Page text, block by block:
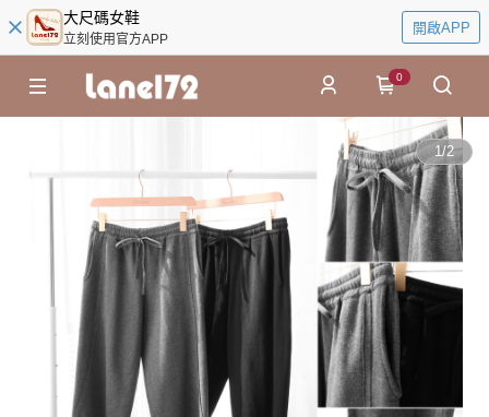
大尺碼女鞋
立刻使用官方APP
開啟APP
0
1/2